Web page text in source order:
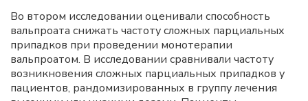
Во втором исследовании оценивали способность
вальпроата снижать частоту сложных парциальных
припадков при проведении монотерапии
вальпроатом. В исследовании сравнивали частоту
возникновения сложных парциальных припадков у
пациентов, рандомизированных в группу лечения